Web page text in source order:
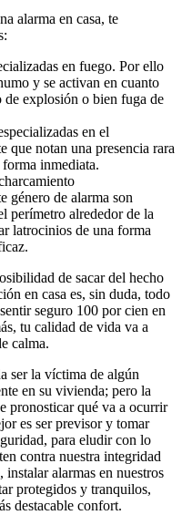
alarma en casa, te
en fuego. Por ello
y se activan en cuanto
de explosión o bien fuga de
en el
que notan una presencia rara
inmediata.
género de alarma son
perímetro alrededor de la
latrocinios de una forma
de sacar del hecho
en casa es, sin duda, todo
seguro 100 por cien en
tu calidad de vida va a
calma.
ser la víctima de algún
en su vivienda; pero la
pronosticar qué va a ocurrir
es ser previsor y tomar
para eludir con lo
contra nuestra integridad
alarmas en nuestros
protegidos y tranquilos,
destacable confort.